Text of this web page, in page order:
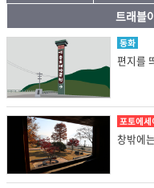
트래블
동화
편지를
포토에세
창밖에는